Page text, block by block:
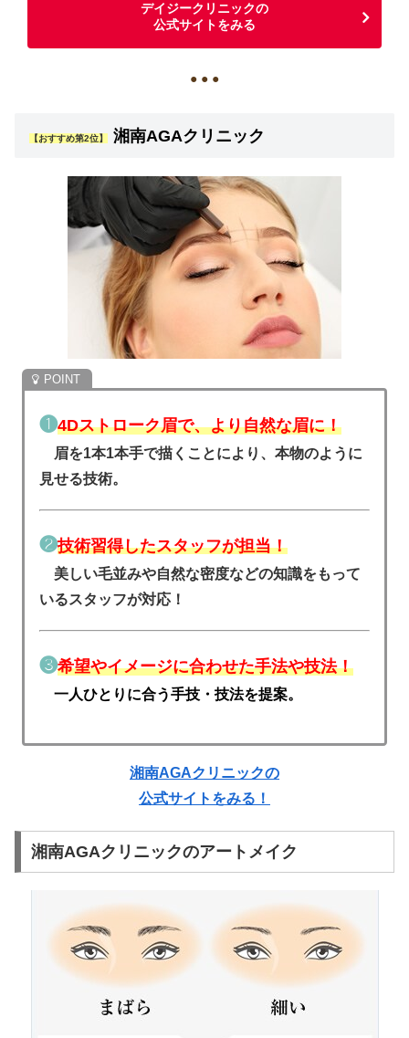
デイジークリニックの
公式サイトをみる
● ● ●
【おすすめ第2位】 湘南AGAクリニック
❶4Dストローク眉で、より自然な眉に！
眉を1本1本手で描くことにより、本物のように
見せる技術。
❷技術習得したスタッフが担当！
美しい毛並みや自然な密度などの知識をもって
いるスタッフが対応！
❸希望やイメージに合わせた手法や技法！
一人ひとりに合う手技・技法を提案。
湘南AGAクリニックの
公式サイトをみる！
湘南AGAクリニックのアートメイク